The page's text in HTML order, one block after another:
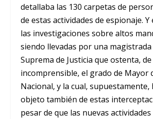
detallaba las 130 carpetas de
de estas actividades de espionaje. Y
las investigaciones sobre altos
siendo llevadas por una
Suprema de Justicia que ostenta,
incomprensible, el grado de Mayor
Nacional, y la cual, supuestamente,
objeto también de estas
pesar de que las nuevas